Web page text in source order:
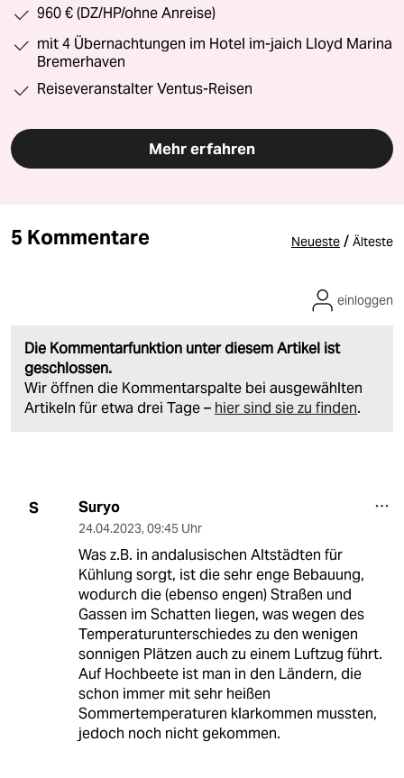
960 € (DZ/HP/ohne Anreise)
mit 4 Übernachtungen im Hotel im-jaich Lloyd Marina
Bremerhaven
Reiseveranstalter Ventus-Reisen
Mehr erfahren
5 Kommentare Neueste / Älteste
Die Kommentarfunktion unter diesem Artikel ist
geschlossen.
Wir öffnen die Kommentarspalte bei ausgewählten
Artikeln für etwa drei Tage – hier sind sie zu finden.
einloggen
S Suryo
24.04.2023, 09:45 Uhr
Was z.B. in andalusischen Altstädten für
Kühlung sorgt, ist die sehr enge Bebauung,
wodurch die (ebenso engen) Straßen und
Gassen im Schatten liegen, was wegen des
Temperaturunterschiedes zu den wenigen
sonnigen Plätzen auch zu einem Luftzug führt.
Auf Hochbeete ist man in den Ländern, die
schon immer mit sehr heißen
Sommertemperaturen klarkommen mussten,
jedoch noch nicht gekommen.